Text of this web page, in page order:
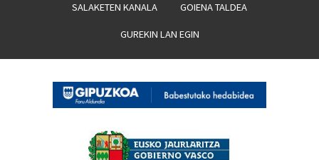
SALAKETEN KANALA GOIENA TALDEA
GUREKIN LAN EGIN